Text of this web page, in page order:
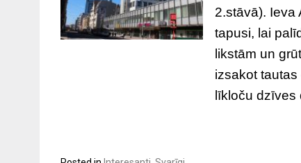
2.stāvā). Ieva
tapusi, lai
likstām un
izsakot
līkloču